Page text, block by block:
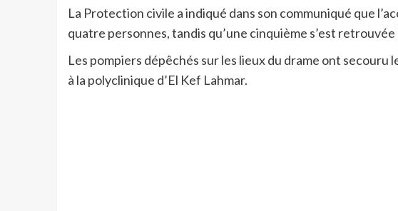
La Protection civile a indiqué dans son communiqué que
quatre personnes, tandis qu’une cinquième s’est retrouvée
Les pompiers dépêchés sur les lieux du drame ont
à la polyclinique d’El Kef Lahmar.